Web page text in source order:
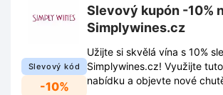
Slevový kód
-10%
Slevový kupón -10%
Simplywines.cz
Užijte si skvělá vína s 10%
Simplywines.cz! Využijte
nabídku a objevte nové